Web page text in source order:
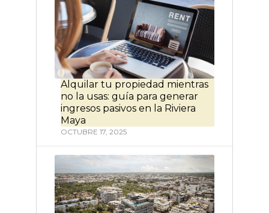
Alquilar tu propiedad mientras
no la usas: guía para generar
ingresos pasivos en la Riviera
Maya
OCTUBRE 17, 2025